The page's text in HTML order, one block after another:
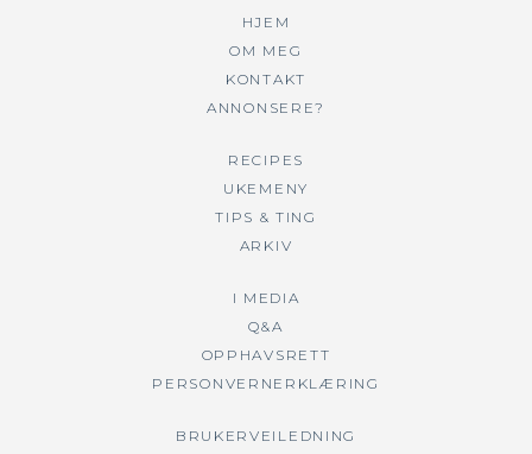
HJEM
OM MEG
KONTAKT
ANNONSERE?
RECIPES
UKEMENY
TIPS & TING
ARKIV
I MEDIA
Q&A
OPPHAVSRETT
PERSONVERNERKLÆRING
BRUKERVEILEDNING